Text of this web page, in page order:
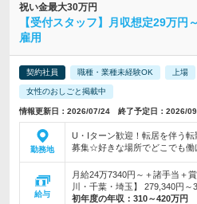
祝い金最大30万円
【受付スタッフ】月収想定29万
雇用
契約社員 職種・業種未経験OK 上場
女性のおしごと掲載中
情報更新日：2026/07/24 終了予定日：2026/
勤務地
U・Iターン歓迎！転居を伴う
募集☆好きな場所でどこでも働
給与
月給24万7340円～＋諸手当＋
川・千葉・埼玉】 279,340円～
初年度の年収： 310～420万円